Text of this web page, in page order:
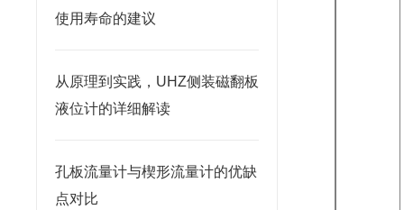
使用寿命的建议
从原理到实践，UHZ侧装磁翻板
液位计的详细解读
孔板流量计与楔形流量计的优缺
点对比